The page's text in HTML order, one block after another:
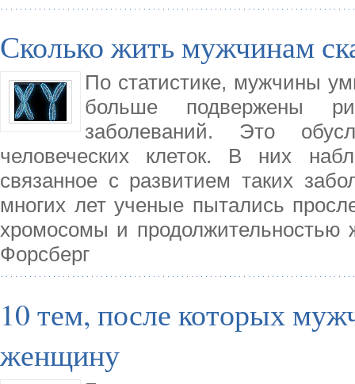
Сколько жить мужчинам
По статистике, мужчины
больше подвержены
заболеваний. Это
человеческих клеток. В них
связанное с развитием таких
многих лет ученые пытались
хромосомы и
Форсберг
10 тем, после которых
женщину